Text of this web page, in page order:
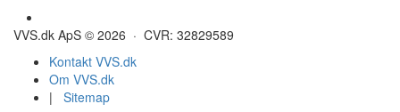
VVS.dk ApS © 2026 · CVR: 32829589
Kontakt VVS.dk
Om VVS.dk
| Sitemap